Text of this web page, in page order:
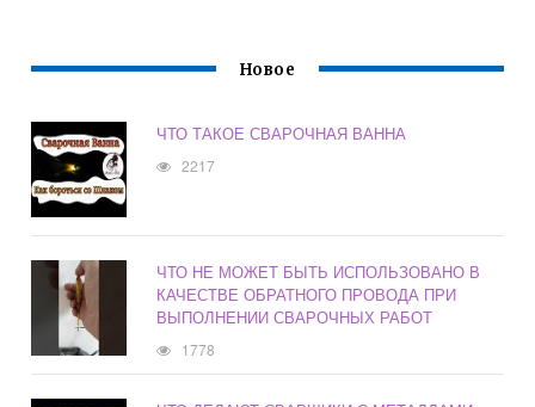
Новое
ЧТО ТАКОЕ СВАРОЧНАЯ ВАННА
2217
ЧТО НЕ МОЖЕТ БЫТЬ ИСПОЛЬЗОВАНО В
КАЧЕСТВЕ ОБРАТНОГО ПРОВОДА ПРИ
ВЫПОЛНЕНИИ СВАРОЧНЫХ РАБОТ
1778